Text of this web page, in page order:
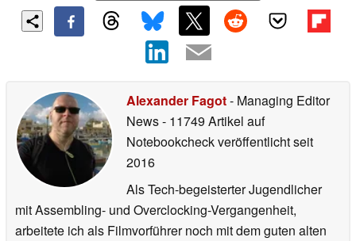
Alexander Fagot- Managing Editor
News- 11749 Artikel auf
Notebookcheck veröffentlichtseit
2016
Als Tech-begeisterter Jugendlicher
mit Assembling- und Overclocking-Vergangenheit,
arbeitete ich als Filmvorführer noch mit dem guten alten